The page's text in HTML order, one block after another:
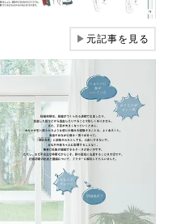
▶元記事を見る